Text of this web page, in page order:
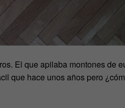
El que apilaba montones de
que hace unos años pero